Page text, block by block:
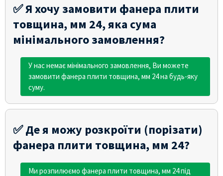
✅ Я хочу замовити фанера плити
товщина, мм 24, яка сума
мінімального замовлення?
У нас немає мінімального замовлення, Ви можете
замовити фанера плити товщина, мм 24 на будь-яку
суму.
✅ Де я можу розкроїти (порізати)
фанера плити товщина, мм 24?
Ми розпилюємо фанера плити товщина, мм 24 під